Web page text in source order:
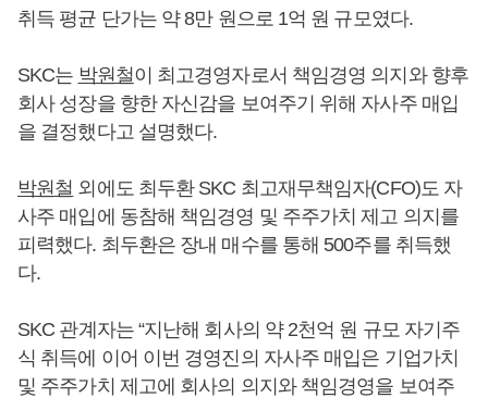
취득 평균 단가는 약 8만 원으로 1억 원 규모였다.
SKC는 박원철이 최고경영자로서 책임경영 의지와 향후
회사 성장을 향한 자신감을 보여주기 위해 자사주 매입
을 결정했다고 설명했다.
박원철 외에도 최두환 SKC 최고재무책임자(CFO)도 자
사주 매입에 동참해 책임경영 및 주주가치 제고 의지를
피력했다. 최두환은 장내 매수를 통해 500주를 취득했
다.
SKC 관계자는 “지난해 회사의 약 2천억 원 규모 자기주
식 취득에 이어 이번 경영진의 자사주 매입은 기업가치
및 주주가치 제고에 회사의 의지와 책임경영을 보여주